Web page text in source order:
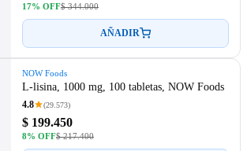
17% OFF$ 344.000
AÑADIR
NOW Foods
L-lisina, 1000 mg, 100 tabletas, NOW Foods
4.8 (29.573)
$ 199.450
8% OFF$ 217.400